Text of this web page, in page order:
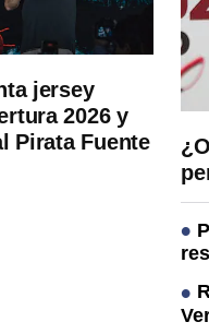
jersey
2026 y
Pirata Fuente